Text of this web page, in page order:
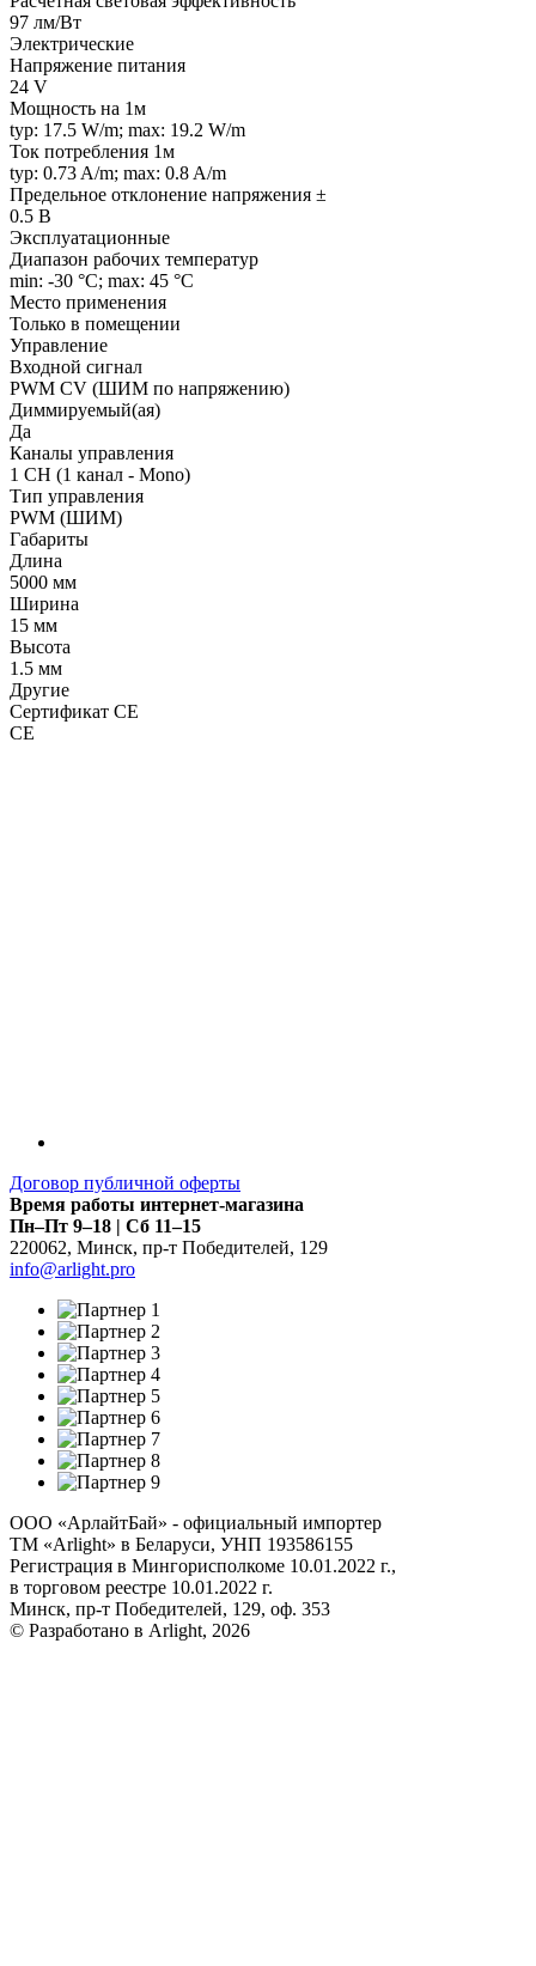
97 лм/Вт
Электрические
Напряжение питания
24 V
Мощность на 1м
typ: 17.5 W/m; max: 19.2 W/m
Ток потребления 1м
typ: 0.73 A/m; max: 0.8 A/m
Предельное отклонение напряжения ±
0.5 В
Эксплуатационные
Диапазон рабочих температур
min: -30 °C; max: 45 °C
Место применения
Только в помещении
Управление
Входной сигнал
PWM СV (ШИМ по напряжению)
Диммируемый(ая)
Да
Каналы управления
1 CH (1 канал - Mono)
Тип управления
PWM (ШИМ)
Габариты
Длина
5000 мм
Ширина
15 мм
Высота
1.5 мм
Другие
Сертификат CE
CE
Договор публичной оферты
Время работы интернет-магазина
Пн–Пт 9–18 | Сб 11–15
220062, Минск, пр-т Победителей, 129
info@arlight.pro
ООО «АрлайтБай» - официальный импортер
ТМ «Arlight» в Беларуси, УНП 193586155
Регистрация в Мингорисполкоме 10.01.2022 г.,
в торговом реестре 10.01.2022 г.
Минск, пр-т Победителей, 129, оф. 353
© Разработано в Arlight, 2026